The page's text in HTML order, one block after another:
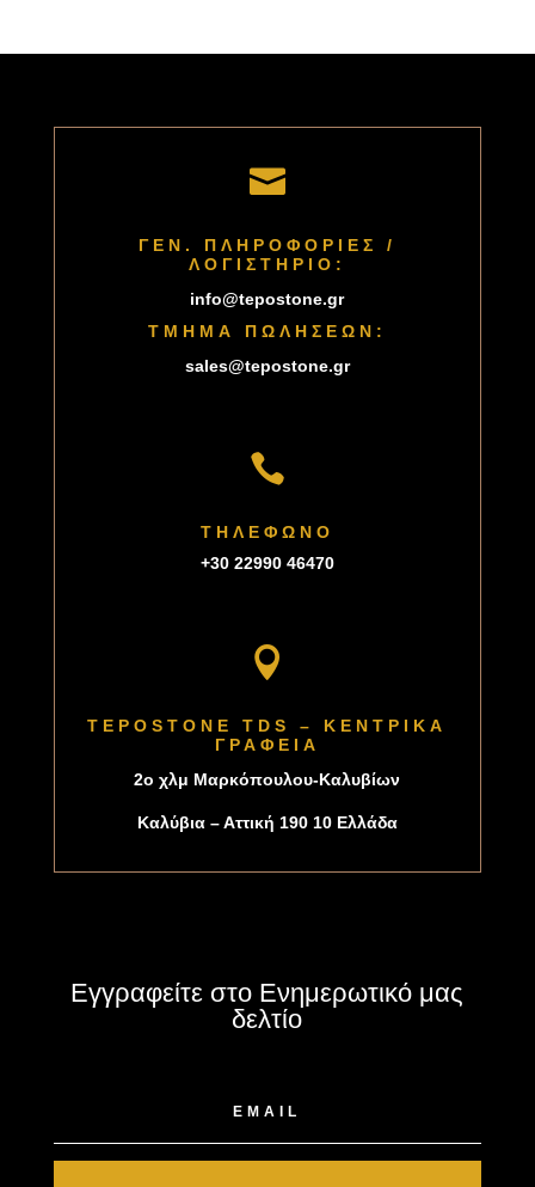

ΓΕΝ. ΠΛΗΡΟΦΟΡΙΕΣ /
ΛΟΓΙΣΤΗΡΙΟ:
info@tepostone.gr
ΤΜΗΜΑ ΠΩΛΗΣΕΩΝ:
sales@tepostone.gr

ΤΗΛΕΦΩΝΟ
+30 22990 46470

TEPOSTONE TDS – ΚΕΝΤΡΙΚΑ
ΓΡΑΦΕΙΑ
2o χλμ Μαρκόπουλου-Καλυβίων
Καλύβια – Αττική 190 10 Ελλάδα
Εγγραφείτε στο Ενημερωτικό μας
δελτίο